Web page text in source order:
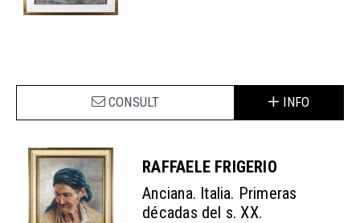
CONSULT INFO
RAFFAELE FRIGERIO
Anciana. Italia. Primeras
décadas del s. XX.